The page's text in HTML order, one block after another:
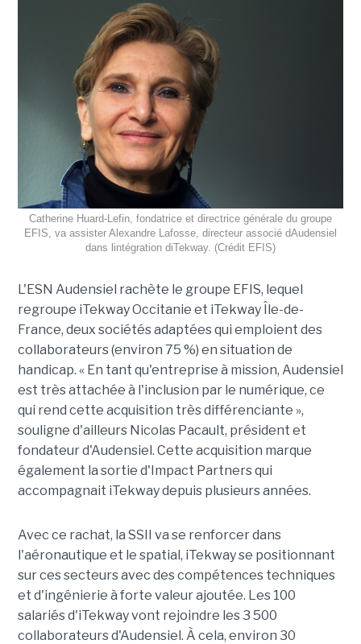
Catherine Huard-Lefin, fondatrice et directrice générale du groupe
EFIS, va assister Alexandre Lafosse, directeur associé dAudensiel
dans lintégration diTekway. (Crédit EFIS)
L'ESN Audensiel rachète le groupe EFIS, lequel
regroupe iTekway Occitanie et iTekway Île-de-
France, deux sociétés adaptées qui emploient des
collaborateurs (environ 75 %) en situation de
handicap. « En tant qu'entreprise à mission, Audensiel
est très attachée à l'inclusion par le numérique, ce
qui rend cette acquisition très différenciante »,
souligne d'ailleurs Nicolas Pacault, président et
fondateur d'Audensiel. Cette acquisition marque
également la sortie d'Impact Partners qui
accompagnait iTekway depuis plusieurs années.
Avec ce rachat, la SSII va se renforcer dans
l'aéronautique et le spatial, iTekway se positionnant
sur ces secteurs avec des compétences techniques
et d'ingénierie à forte valeur ajoutée. Les 100
salariés d'iTekway vont rejoindre les 3 500
collaborateurs d'Audensiel. À cela, environ 30